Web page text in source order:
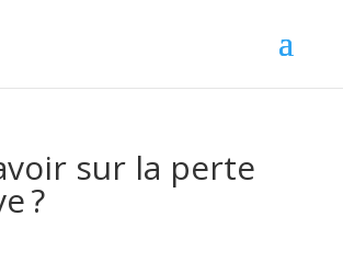
sur la perte
?